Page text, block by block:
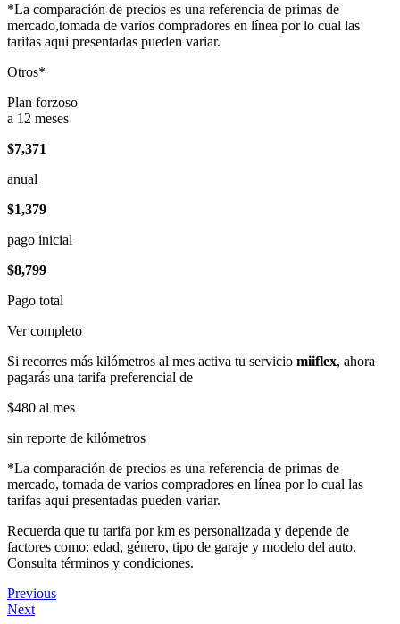
*La comparación de precios es una referencia de primas de
mercado,tomada de varios compradores en línea por lo cual las
tarifas aqui presentadas pueden variar.
Otros*
Plan forzoso
a 12 meses
$7,371
anual
$1,379
pago inicial
$8,799
Pago total
Ver completo
Si recorres más kilómetros al mes activa tu servicio miiflex, ahora
pagarás una tarifa preferencial de
$480 al mes
sin reporte de kilómetros
*La comparación de precios es una referencia de primas de
mercado, tomada de varios compradores en línea por lo cual las
tarifas aqui presentadas pueden variar.
Recuerda que tu tarifa por km es personalizada y depende de
factores como: edad, género, tipo de garaje y modelo del auto.
Consulta términos y condiciones.
Previous
Next